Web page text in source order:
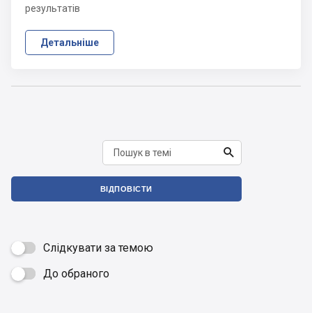
результатів
Детальніше

ВІДПОВІСТИ
Слідкувати за темою
 До обраного